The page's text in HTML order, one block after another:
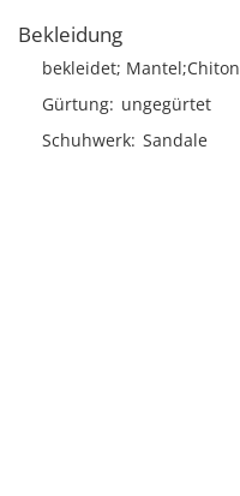
Bekleidung
bekleidet; Mantel;Chiton
Gürtung ungegürtet
Schuhwerk Sandale